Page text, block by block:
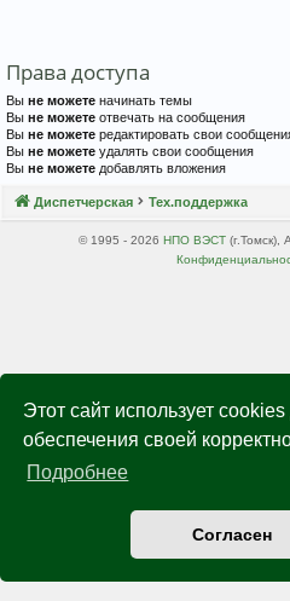
Этот сайт использует cookies
обеспечения своей
Подробнее
Согласен
Права доступа
Вы не можете начинать темы
Вы не можете отвечать на сообщения
Вы не можете редактировать свои
Вы не можете удалять свои сообщения
Вы не можете добавлять вложения
Диспетчерская Тех.поддержка
© 1995 - 2026 НПО ВЭСТ(г.Томск),